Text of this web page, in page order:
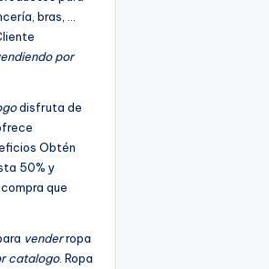
bras, …
por
disfruta de
Obtén
50% y
que
venderropa
catalogo. Ropa